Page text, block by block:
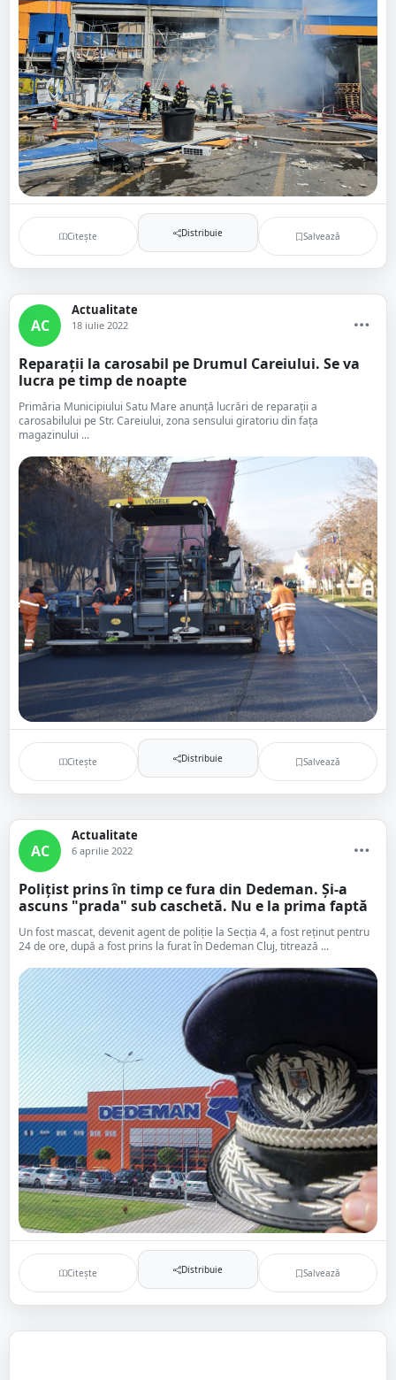
Citește Distribuie Salvează
AC
Actualitate
18 iulie 2022
Reparații la carosabil pe Drumul Careiului. Se va
lucra pe timp de noapte
Primăria Municipiului Satu Mare anunță lucrări de reparații a
carosabilului pe Str. Careiului, zona sensului giratoriu din faţa
magazinului ...
Citește Distribuie Salvează
AC
Actualitate
6 aprilie 2022
Polițist prins în timp ce fura din Dedeman. Și-a
ascuns "prada" sub caschetă. Nu e la prima faptă
Un fost mascat, devenit agent de poliție la Secția 4, a fost reținut pentru
24 de ore, după a fost prins la furat în Dedeman Cluj, titrează ...
Citește Distribuie Salvează